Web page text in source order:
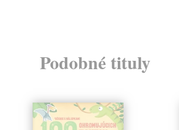
Podobné tituly